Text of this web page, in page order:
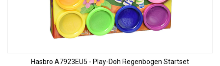
Hasbro A7923EU5 - Play-Doh Regenbogen Startset